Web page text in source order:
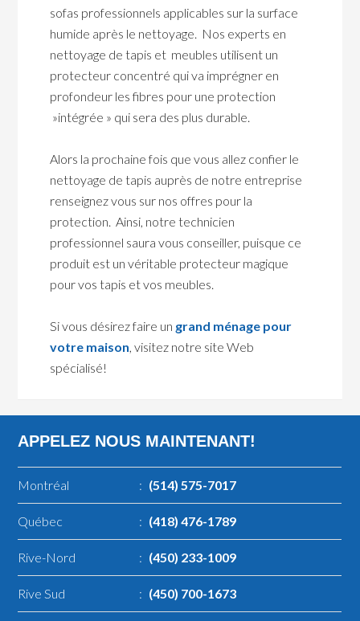
sofas professionnels applicables sur la surface
humide après le nettoyage. Nos experts en
nettoyage de tapis et meubles utilisent un
protecteur concentré qui va imprégner en
profondeur les fibres pour une protection
»intégrée » qui sera des plus durable.
Alors la prochaine fois que vous allez confier le
nettoyage de tapis auprès de notre entreprise
renseignez vous sur nos offres pour la
protection. Ainsi, notre technicien
professionnel saura vous conseiller, puisque ce
produit est un véritable protecteur magique
pour vos tapis et vos meubles.
Si vous désirez faire un grand ménage pour
votre maison, visitez notre site Web
spécialisé!
APPELEZ NOUS MAINTENANT!
Montréal : (514) 575-7017
Québec : (418) 476-1789
Rive-Nord : (450) 233-1009
Rive Sud : (450) 700-1673